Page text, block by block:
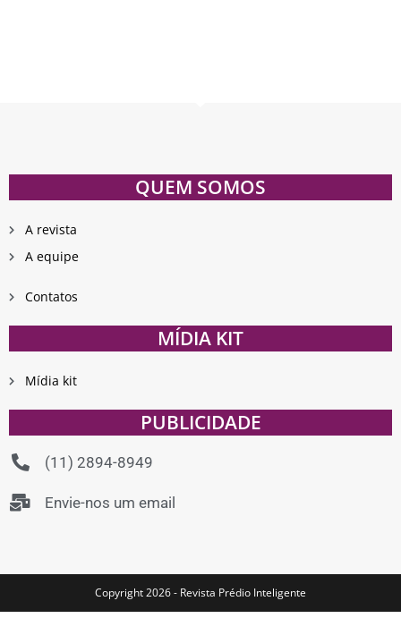
QUEM SOMOS
A revista
A equipe
Contatos
MÍDIA KIT
Mídia kit
PUBLICIDADE
(11) 2894-8949
Envie-nos um email
Copyright 2026 - Revista Prédio Inteligente